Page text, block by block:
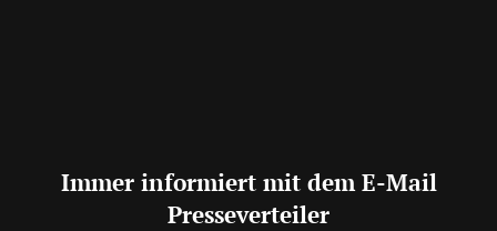
Immer informiert mit dem E-Mail
Presseverteiler